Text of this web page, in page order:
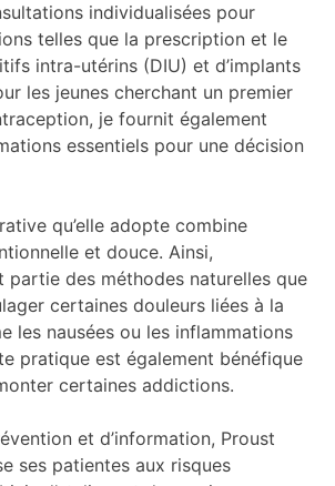
individualisées pour
telles que la prescription et le
intra-utérins (DIU) et d’implants
les jeunes cherchant un premier
je fournit également
essentiels pour une décision
qu’elle adopte combine
et douce. Ainsi,
partie des méthodes naturelles que
certaines douleurs liées à la
les nausées ou les inflammations
pratique est également bénéfique
certaines addictions.
et d’information, Proust
ses patientes aux risques